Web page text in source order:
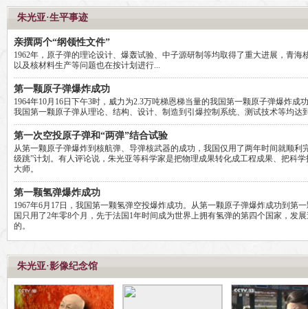
朱光亚·生平事迹
亲撰两个“纲领性文件”
1962年，原子弹的理论设计、爆轰试验、中子源研制等均取得了重大进展，青海
以及核材料生产等问题也在按计划进行...
第一颗原子弹爆炸成功
1964年10月16日下午3时，威力为2.3万吨梯恩梯当量的我国第一颗原子弹爆炸成
我国第一颗原子弹从理论、结构、设计、制造到引爆控制系统、测试技术等均达
第一次空投原子弹和“两弹”结合试验
从第一颗原子弹爆炸到核航弹、导弹核武器的成功，我国仅用了两年时间就顺利
级跳”计划。有人评论说，朱光亚等科学家是把物理成果转化成工程成果、把科
大师。
第一颗氢弹爆炸成功
1967年6月17日，我国第一颗氢弹空投爆炸成功。从第一颗原子弹爆炸成功到第
国只用了2年零8个月，先于法国1年时间成为世界上拥有氢弹的第四个国家，发
的。
朱光亚·影像纪念馆